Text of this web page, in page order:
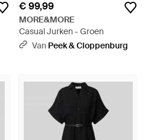
€ 99,99
MORE&MORE
Casual Jurken - Groen
Van Peek & Cloppenburg